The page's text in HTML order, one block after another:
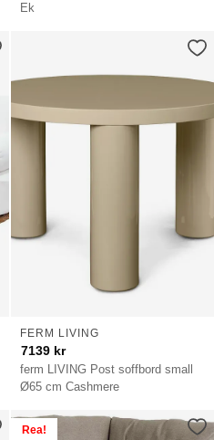
Ek
ferm LIVING Post soffbord small
Ø65 cm Cashmere
FERM LIVING
7139 kr
Rea!